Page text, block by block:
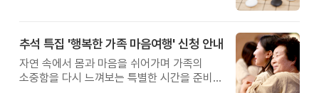
추석 특집 '행복한 가족 마음여행' 신청 안내
자연 속에서 몸과 마음을 쉬어가며 가족의
소중함을 다시 느껴보는 특별한 시간을 준비해